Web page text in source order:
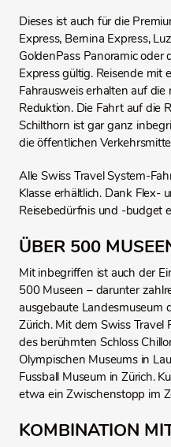
Dieses ist auch für die
Express, Bernina Express,
GoldenPass Panoramic oder
Express gültig. Reisende mit
Fahrausweis erhalten auf
Reduktion. Die Fahrt auf die
Schilthorn ist gar ganz
die öffentlichen
Alle Swiss Travel System-
Klasse erhältlich. Dank Flex-
Reisebedürfnis und -budget
ÜBER 500
Mit inbegriffen ist auch der
500 Museen – darunter
ausgebaute Landesmuseum
Zürich. Mit dem Swiss Travel
des berühmten Schloss
Olympischen Museums in
Fussball Museum in Zürich.
etwa ein Zwischenstopp im
KOMBINATION